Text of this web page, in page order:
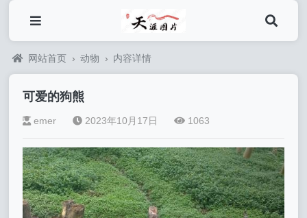
网站首页 › 动物 › 内容详情
可爱的狗熊
emer 2023年10月17日 1063